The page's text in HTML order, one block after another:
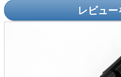
レビュ